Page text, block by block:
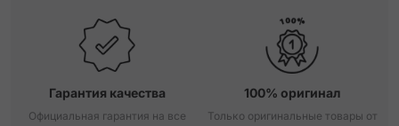
Гарантия качества
Официальная гарантия на все
100% оригинал
Только оригинальные товары от